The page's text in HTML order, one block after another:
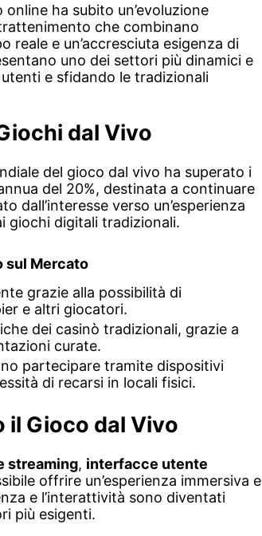
online ha subito un’evoluzione
che combinano
reale e un’accresciuta esigenza di
uno dei settori più dinamici e
e sfidando le tradizionali
dal Vivo
del gioco dal vivo ha superato i
del 20%, destinata a continuare
dall’interesse verso un’esperienza
giochi digitali tradizionali.
sul Mercato
grazie alla possibilità di
e altri giocatori.
dei casinò tradizionali, grazie a
curate.
partecipare tramite dispositivi
di recarsi in locali fisici.
il Gioco dal Vivo
streaming, interfacce utente
offrire un’esperienza immersiva e
e l’interattività sono diventati
più esigenti.